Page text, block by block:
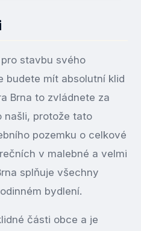
stavbu svého
budete mít absolutní klid
Brna to zvládnete za
našli, protože tato
pozemku o celkové
v malebné a velmi
splňuje všechny
bydlení.
části obce a je